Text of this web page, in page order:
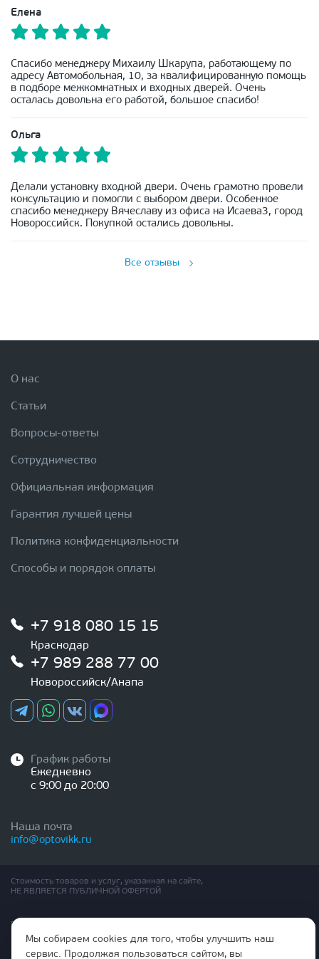
Елена
Спасибо менеджеру Михаилу Шкарупа, работающему по
адресу Автомобольная, 10, за квалифицированную помощь
в подборе межкомнатных и входных дверей. Очень
осталась довольна его работой, большое спасибо!
Ольга
Делали установку входной двери. Очень грамотно провели
консультацию и помогли с выбором двери. Особенное
спасибо менеджеру Вячеславу из офиса на Исаева3, город
Новороссийск. Покупкой остались довольны.
Все отзывы
О нас
Статьи
Вопросы-ответы
Сотрудничество
Официальная информация
Гарантия лучшей цены
Политика конфиденциальности
Способы и порядок оплаты
+7 918 080 15 15
Краснодар
+7 989 288 77 00
Новороссийск/Анапа
График работы
Ежедневно
с 9:00 до 20:00
Наша почта
info@optovikk.ru
Стоимость товаров и услуг, указанная на сайте,
НЕ ЯВЛЯЕТСЯ ПУБЛИЧНОЙ ОФЕРТОЙ
Правила эксплутации входных и межкомнатных дверей
Политика обработки персональных данных
Согласие на обработку персональных данных
Мы собираем cookies для того, чтобы улучшить наш
сервис. Продолжая пользоваться сайтом, вы